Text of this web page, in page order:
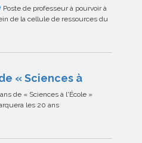
Poste de professeur à pourvoir à
de la cellule de ressources du
« Sciences à
de « Sciences à l'École »
les 20 ans